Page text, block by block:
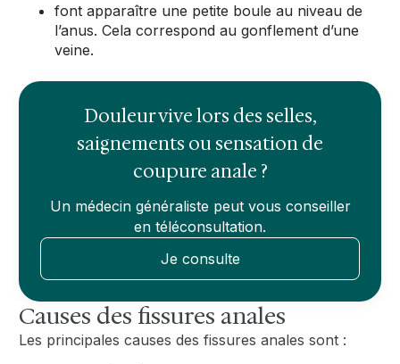
font apparaître une petite boule au niveau de
l’anus. Cela correspond au gonflement d’une
veine.
Douleur vive lors des selles,
saignements ou sensation de
coupure anale ?
Un médecin généraliste peut vous conseiller
en téléconsultation.
Je consulte
Causes des fissures anales
Les principales causes des fissures anales sont :